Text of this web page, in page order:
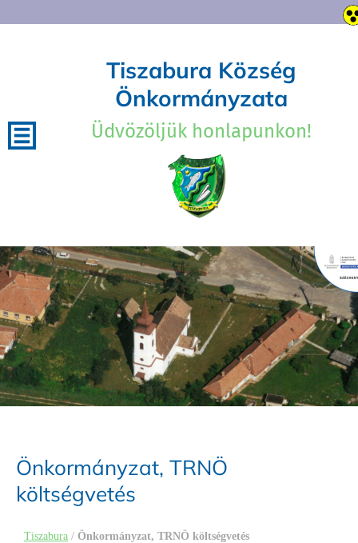
Tiszabura Község
Önkormányzata
Üdvözöljük honlapunkon!
Önkormányzat, TRNÖ
költségvetés
Tiszabura / Önkormányzat, TRNÖ költségvetés